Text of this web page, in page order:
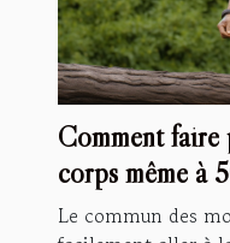
Comment
corps même à
Le commun des